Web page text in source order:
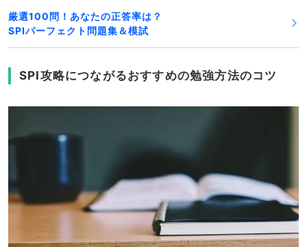
厳選100問！あなたの正答率は？
SPIパーフェクト問題集＆模試
SPI攻略につながるおすすめの勉強方法のコツ